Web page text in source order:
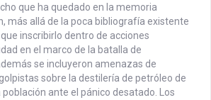
que ha quedado en la memoria
más allá de la poca bibliografía existente
inscribirlo dentro de acciones
en el marco de la batalla de
se incluyeron amenazas de
sobre la destilería de petróleo de
población ante el pánico desatado. Los